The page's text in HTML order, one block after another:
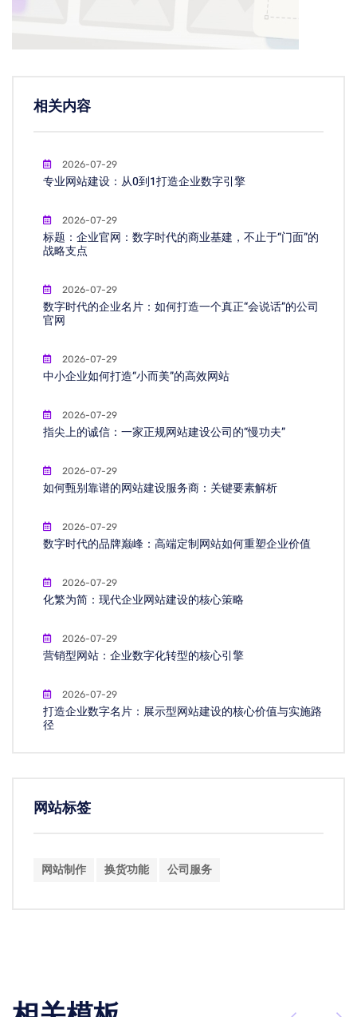
相关内容
2026-07-29
专业网站建设：从0到1打造企业数字引擎
2026-07-29
标题：企业官网：数字时代的商业基建，不止于“门面”的
战略支点
2026-07-29
数字时代的企业名片：如何打造一个真正“会说话”的公司
官网
2026-07-29
中小企业如何打造“小而美”的高效网站
2026-07-29
指尖上的诚信：一家正规网站建设公司的“慢功夫”
2026-07-29
如何甄别靠谱的网站建设服务商：关键要素解析
2026-07-29
数字时代的品牌巅峰：高端定制网站如何重塑企业价值
2026-07-29
化繁为简：现代企业网站建设的核心策略
2026-07-29
营销型网站：企业数字化转型的核心引擎
2026-07-29
打造企业数字名片：展示型网站建设的核心价值与实施路
径
网站标签
网站制作 换货功能 公司服务